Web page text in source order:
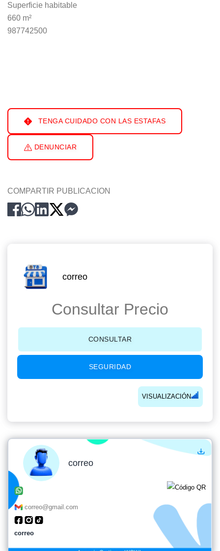
Superficie habitable
660 m²
987742500
TENGA CUIDADO CON LAS ESTAFAS
DENUNCIAR
COMPARTIR PUBLICACION
correo
Consultar Precio
CONSULTAR
SEGURIDAD
VISUALIZACIÓN
correo
correo@gmail.com
correo